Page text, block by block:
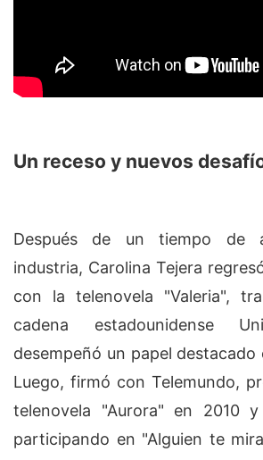
Un receso y nuevos
Después de un tiempo de
industria, Carolina Tejera
con la telenovela "Valeria",
cadena estadounidense
desempeñó un papel destacado
Luego, firmó con Telemundo,
telenovela "Aurora" en 2010
participando en "Alguien te